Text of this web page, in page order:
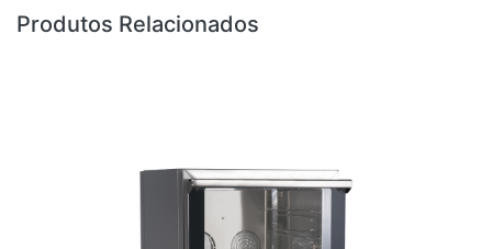
Produtos Relacionados